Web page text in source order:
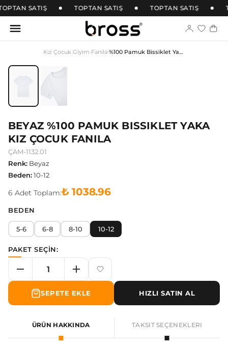
SATIŞ TOPTAN SATIŞ TOPTAN SATIŞ
Kız Çocuk Giyim›Fanila› %100 Pamuk Bissiklet Yaka Kız Çocuk Fanila
BEYAZ %100 PAMUK BISSIKLET YAKA
KIZ ÇOCUK FANILA
ÇAM-1132.01
Renk: Beyaz
Beden:10-12
6 Adet Toplam:₺ 1038.96
BEDEN
5-6 6-8 8-10 10-12
PAKET SEÇİN:
SEPETE EKLE HIZLI SATIN AL
ÜRÜN HAKKINDA TAKSIT SEÇENEKLERI